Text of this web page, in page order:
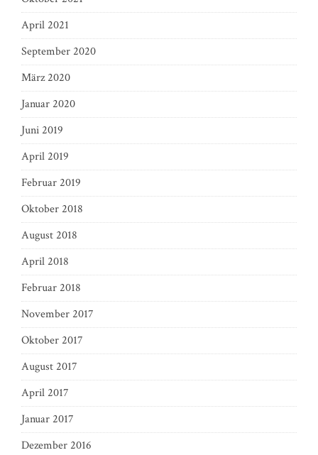
April 2021
September 2020
März 2020
Januar 2020
Juni 2019
April 2019
Februar 2019
Oktober 2018
August 2018
April 2018
Februar 2018
November 2017
Oktober 2017
August 2017
April 2017
Januar 2017
Dezember 2016